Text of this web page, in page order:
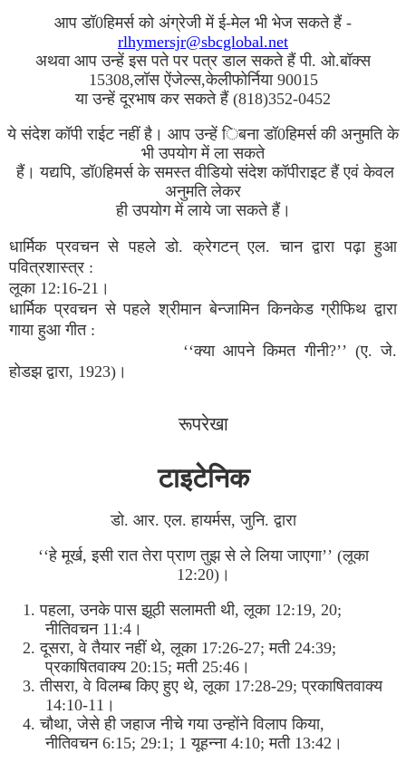
आप डॉ0हिमर्स को अंग्रेजी में ई-मेल भी भेज सकते हैं -
rlhymersjr@sbcglobal.net
अथवा आप उन्हें इस पते पर पत्र डाल सकते हैं पी. ओ.बॉक्स
15308,लॉस ऐंजेल्स,केलीफोर्निया 90015
या उन्हें दूरभाष कर सकते हैं (818)352-0452
ये संदेश कॉपी राईट नहीं है। आप उन्हें िबना डॉ0हिमर्स की अनुमति के
भी उपयोग में ला सकते
हैं। यद्यपि, डॉ0हिमर्स के समस्त वीडियो संदेश कॉपीराइट हैं एवं केवल
अनुमति लेकर
ही उपयोग में लाये जा सकते हैं।
धार्मिक प्रवचन से पहले डो. क्रेगटन् एल. चान द्वारा पढ़ा हुआ
पवित्रशास्त्र :
लूका 12:16-21।
धार्मिक प्रवचन से पहले श्रीमान बेन्जामिन किनकेड ग्रीफिथ द्वारा
गाया हुआ गीत :
‘‘क्या आपने किमत गीनी?’’ (ए. जे.
होडझ द्वारा, 1923)।
रूपरेखा
टाइटेनिक
डो. आर. एल. हायर्मस, जुनि. द्वारा
‘‘हे मूर्ख, इसी रात तेरा प्राण तुझ से ले लिया जाएगा’’ (लूका
12:20)।
1. पहला, उनके पास झूठी सलामती थी, लूका 12:19, 20;
नीतिवचन 11:4।
2. दूसरा, वे तैयार नहीं थे, लूका 17:26-27; मती 24:39;
प्रकाषितवाक्य 20:15; मती 25:46।
3. तीसरा, वे विलम्ब किए हुए थे, लूका 17:28-29; प्रकाषितवाक्य
14:10-11।
4. चौथा, जेसे ही जहाज नीचे गया उन्होंने विलाप किया,
नीतिवचन 6:15; 29:1; 1 यूहन्ना 4:10; मती 13:42।